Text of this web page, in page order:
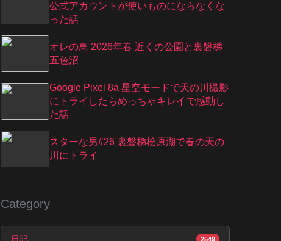
公式アカウントが使いものにならなくな
った話
オレの鳥 2026年春 近くの公園と裏磐梯
五色沼
Google Pixel 8a 星空モードで天の川撮影
にトライしたらめっちゃキレイで感動し
た話
スターな男#26 裏磐梯桧原湖で春の天の
川にトライ
Category
日記 2549